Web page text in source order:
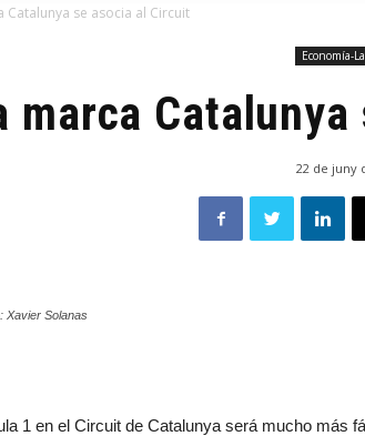
Catalunya se asocia al Circuit
Economía-
marca
22 de juny
Xavier Solanas
1 en el Circuit de Catalunya será mucho más